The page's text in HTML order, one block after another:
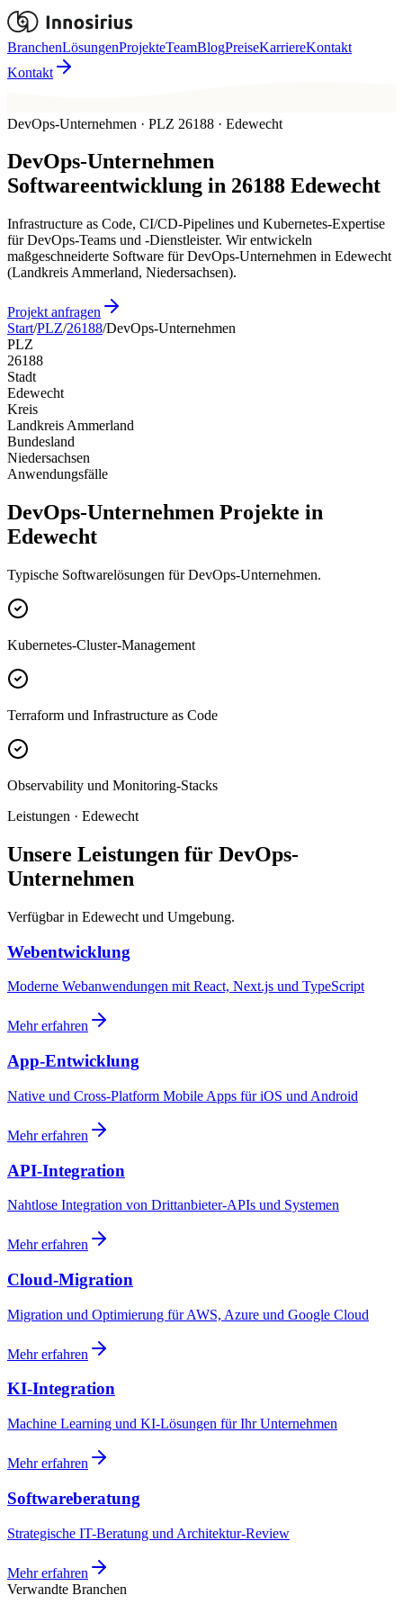
BranchenLösungenProjekteTeamBlogPreiseKarriereKontakt
Kontakt
DevOps-Unternehmen · PLZ 26188 · Edewecht
DevOps-Unternehmen
Softwareentwicklung in 26188 Edewecht
Infrastructure as Code, CI/CD-Pipelines und Kubernetes-Expertise
für DevOps-Teams und -Dienstleister. Wir entwickeln
maßgeschneiderte Software für DevOps-Unternehmen in Edewecht
(Landkreis Ammerland, Niedersachsen).
Projekt anfragen
Start/PLZ/26188/DevOps-Unternehmen
PLZ
26188
Stadt
Edewecht
Kreis
Landkreis Ammerland
Bundesland
Niedersachsen
Anwendungsfälle
DevOps-Unternehmen Projekte in
Edewecht
Typische Softwarelösungen für DevOps-Unternehmen.
Kubernetes-Cluster-Management
Terraform und Infrastructure as Code
Observability und Monitoring-Stacks
Leistungen · Edewecht
Unsere Leistungen für DevOps-
Unternehmen
Verfügbar in Edewecht und Umgebung.
Webentwicklung
Moderne Webanwendungen mit React, Next.js und TypeScript
Mehr erfahren
App-Entwicklung
Native und Cross-Platform Mobile Apps für iOS und Android
Mehr erfahren
API-Integration
Nahtlose Integration von Drittanbieter-APIs und Systemen
Mehr erfahren
Cloud-Migration
Migration und Optimierung für AWS, Azure und Google Cloud
Mehr erfahren
KI-Integration
Machine Learning und KI-Lösungen für Ihr Unternehmen
Mehr erfahren
Softwareberatung
Strategische IT-Beratung und Architektur-Review
Mehr erfahren
Verwandte Branchen